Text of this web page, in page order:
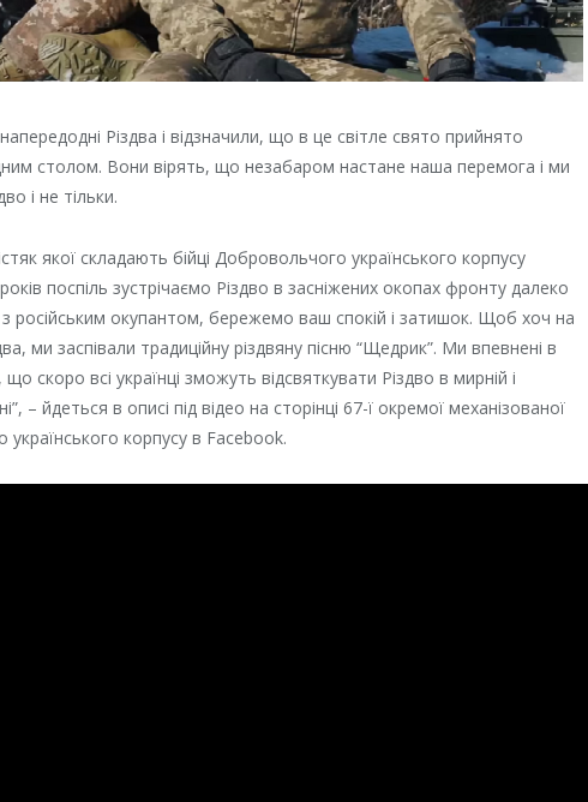
Різдва і відзначили, що в це світле свято прийнято
столом. Вони вірять, що незабаром настане наша перемога і ми
і не тільки.
якої складають бійці Добровольчого українського корпусу
поспіль зустрічаємо Різдво в засніжених окопах фронту далеко
з російським окупантом, бережемо ваш спокій і затишок. Щоб хоч на
ми заспівали традиційну різдвяну пісню “Щедрик”. Ми впевнені в
скоро всі українці зможуть відсвяткувати Різдво в мирній і
– йдеться в описі під відео на сторінці 67-ї окремої механізованої
корпусу в Facebook.